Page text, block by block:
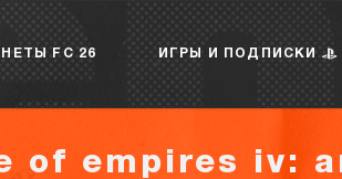
FC 26 ИГРЫ И ПОДПИСКИ
of empires iv: